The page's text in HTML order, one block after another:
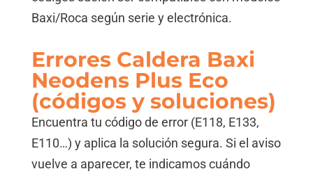
Baxi/Roca según serie y electrónica.
Errores Caldera Baxi
Neodens Plus Eco
(códigos y soluciones)
Encuentra tu código de error (E118, E133,
E110…) y aplica la solución segura. Si el aviso
vuelve a aparecer, te indicamos cuándo